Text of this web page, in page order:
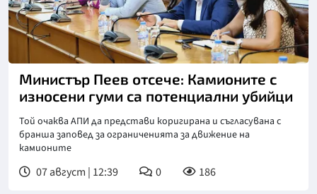
Министър Пеев отсече: Камионите с
износени гуми са потенциални убийци
Той очаква АПИ да представи коригирана и съгласувана с
бранша заповед за ограниченията за движение на
камионите
07 август | 12:39 0 186